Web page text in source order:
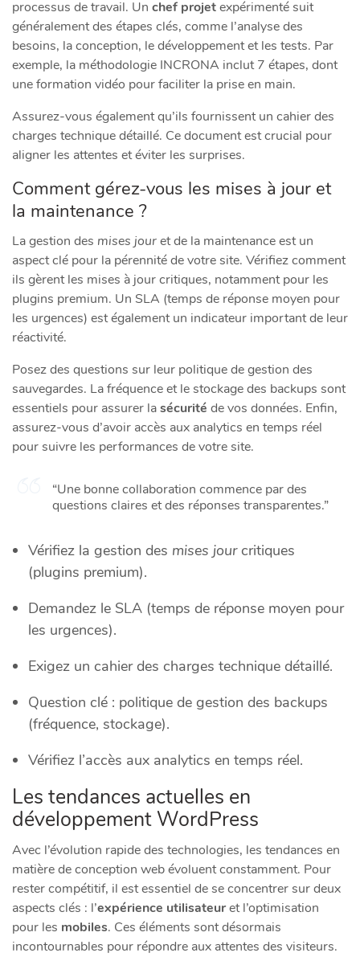
processus de travail. Un chef projetexpérimenté suit
généralement des étapes clés, comme l’analyse des
besoins, la conception, le développement et les tests. Par
exemple, la méthodologie INCRONA inclut 7 étapes, dont
une formation vidéo pour faciliter la prise en main.
Assurez-vous également qu’ils fournissent un cahier des
charges technique détaillé. Ce document est crucial pour
aligner les attentes et éviter les surprises.
Comment gérez-vous les mises à jour et
la maintenance ?
La gestion des mises jouret de la maintenance est un
aspect clé pour la pérennité de votre site. Vérifiez comment
ils gèrent les mises à jour critiques, notamment pour les
plugins premium. Un SLA (temps de réponse moyen pour
les urgences) est également un indicateur important de leur
réactivité.
Posez des questions sur leur politique de gestion des
sauvegardes. La fréquence et le stockage des backups sont
essentiels pour assurer lasécurité de vos données. Enfin,
assurez-vous d’avoir accès aux analytics en temps réel
pour suivre les performances de votre site.
“Une bonne collaboration commence par des
questions claires et des réponses transparentes.”
Vérifiez la gestion des mises jourcritiques
(plugins premium).
Demandez le SLA (temps de réponse moyen pour
les urgences).
Exigez un cahier des charges technique détaillé.
Question clé : politique de gestion des backups
(fréquence, stockage).
Vérifiez l’accès aux analytics en temps réel.
Les tendances actuelles en
développement WordPress
Avec l’évolution rapide des technologies, les tendances en
matière de conception web évoluent constamment. Pour
rester compétitif, il est essentiel de se concentrer sur deux
aspects clés : l’expérience utilisateuret l’optimisation
pour les mobiles. Ces éléments sont désormais
incontournables pour répondre aux attentes des visiteurs.